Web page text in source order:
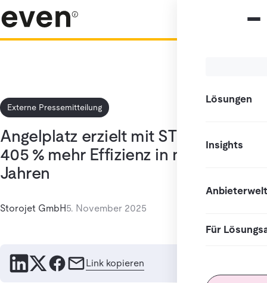
Lösungen
Insights
Anbieterwelt
Für
Externe Pressemitteilung
Angelplatz erzielt mit STOROJET
405 % mehr Effizienz in nur 2,2
Jahren
Storojet GmbH5. November 2025
Link kopieren